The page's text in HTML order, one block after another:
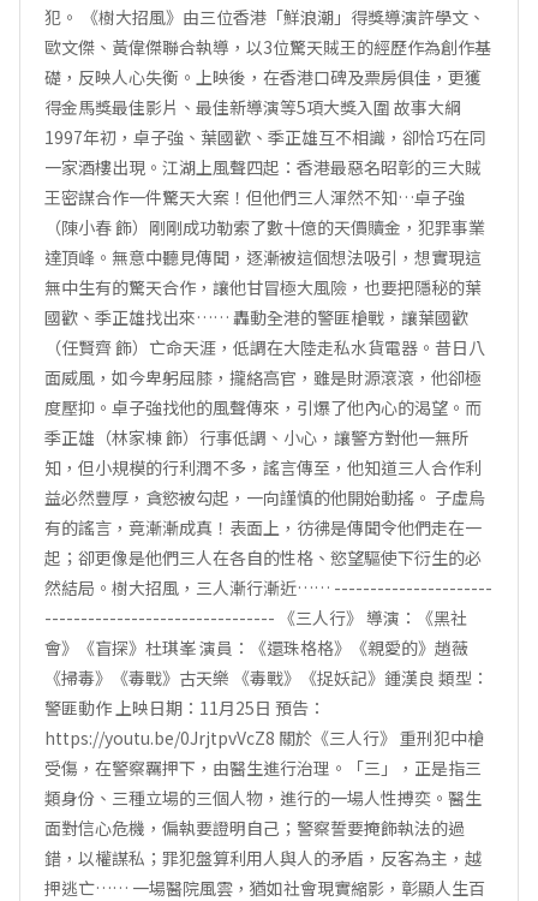
犯。 《樹大招風》由三位香港「鮮浪潮」得獎導演許學文、
歐文傑、黃偉傑聯合執導，以3位驚天賊王的經歷作為創作基
礎，反映人心失衡。上映後，在香港口碑及票房俱佳，更獲
得金馬獎最佳影片、最佳新導演等5項大獎入圍 故事大綱
1997年初，卓子強、葉國歡、季正雄互不相識，卻恰巧在同
一家酒樓出現。江湖上風聲四起：香港最惡名昭彰的三大賊
王密謀合作一件驚天大案！但他們三人渾然不知…卓子強
（陳小春 飾）剛剛成功勒索了數十億的天價贖金，犯罪事業
達頂峰。無意中聽見傳聞，逐漸被這個想法吸引，想實現這
無中生有的驚天合作，讓他甘冒極大風險，也要把隱秘的葉
國歡、季正雄找出來…… 轟動全港的警匪槍戰，讓葉國歡
（任賢齊 飾）亡命天涯，低調在大陸走私水貨電器。昔日八
面威風，如今卑躬屈膝，攏絡高官，雖是財源滾滾，他卻極
度壓抑。卓子強找他的風聲傳來，引爆了他內心的渴望。而
季正雄（林家棟 飾）行事低調、小心，讓警方對他一無所
知，但小規模的行利潤不多，謠言傳至，他知道三人合作利
益必然豐厚，貪慾被勾起，一向謹慎的他開始動搖。 子虛烏
有的謠言，竟漸漸成真！表面上，彷彿是傳聞令他們走在一
起；卻更像是他們三人在各自的性格、慾望驅使下衍生的必
然結局。樹大招風，三人漸行漸近…… ----------------------
-------------------------------- 《三人行》 導演：《黑社
會》《盲探》杜琪峯 演員：《還珠格格》《親愛的》趙薇
《掃毒》《毒戰》古天樂 《毒戰》《捉妖記》鍾漢良 類型：
警匪動作 上映日期：11月25日 預告：
https://youtu.be/0JrjtpvVcZ8 關於《三人行》 重刑犯中槍
受傷，在警察羈押下，由醫生進行治理。「三」，正是指三
類身份、三種立場的三個人物，進行的一場人性搏奕。醫生
面對信心危機，偏執要證明自己；警察誓要掩飾執法的過
錯，以權謀私；罪犯盤算利用人與人的矛盾，反客為主，越
押逃亡…… 一場醫院風雲，猶如社會現實縮影，彰顯人生百